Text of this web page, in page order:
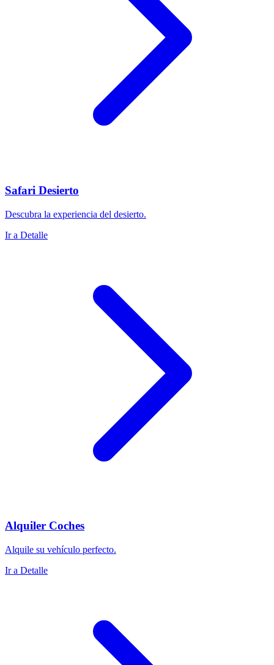
Safari Desierto
Descubra la experiencia del desierto.
Ir a Detalle
Alquiler Coches
Alquile su vehículo perfecto.
Ir a Detalle